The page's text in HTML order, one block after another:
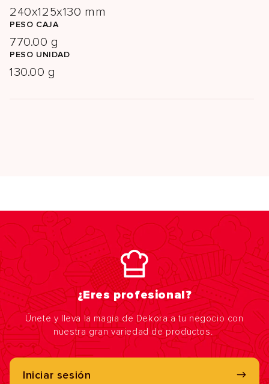
240x125x130 mm
PESO CAJA
770.00 g
PESO UNIDAD
130.00 g
¿Eres profesional?
Únete y lleva la magia de Dekora a tu negocio con
nuestra gran variedad de productos.
Iniciar sesión